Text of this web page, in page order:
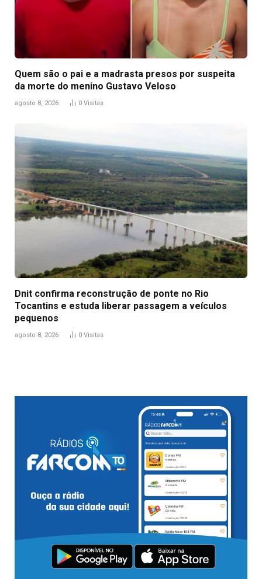
Quem são o pai e a madrasta presos por suspeita
da morte do menino Gustavo Veloso
agosto 8, 2026 0 Visitas
Dnit confirma reconstrução de ponte no Rio
Tocantins e estuda liberar passagem a veículos
pequenos
agosto 8, 2026 0 Visitas